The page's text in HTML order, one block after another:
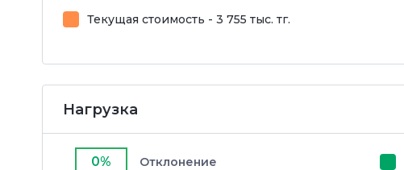
Текущая стоимость - 3 755 тыс. тг.
Нагрузка
0% Отклонение